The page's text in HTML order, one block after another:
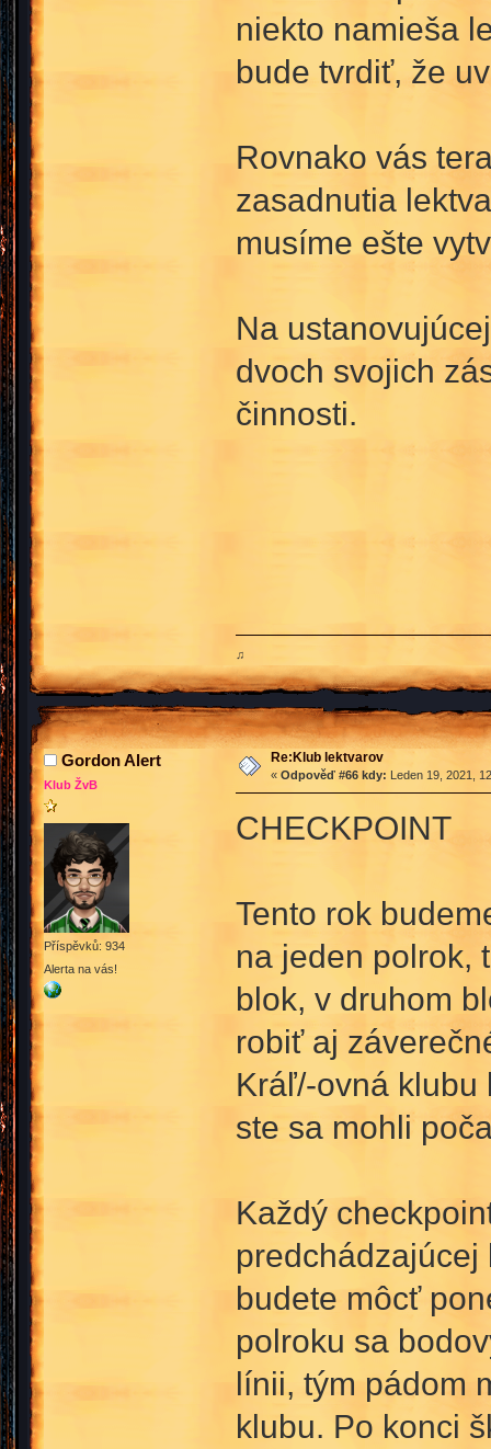
niekto namieša
bude tvrdiť, že
Rovnako vás
zasadnutia
musíme ešte
Na
dvoch svojich
činnosti.
♫
Gordon Alert
Klub ŽvB
Příspěvků: 934
Alerta na vás!
Re:Klub lektvarov
« Odpověď #66 kdy: Leden 19, 2021,
CHECKPOINT
Tento rok
na jeden polrok,
blok, v druhom
robiť aj
Kráľ/-ovná klubu
ste sa mohli
Každý
budete môcť
polroku sa
línii, tým pádom
klubu. Po konci